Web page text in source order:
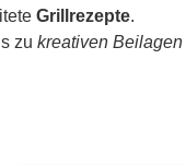
Grillrezepte.
zu kreativen Beilagen